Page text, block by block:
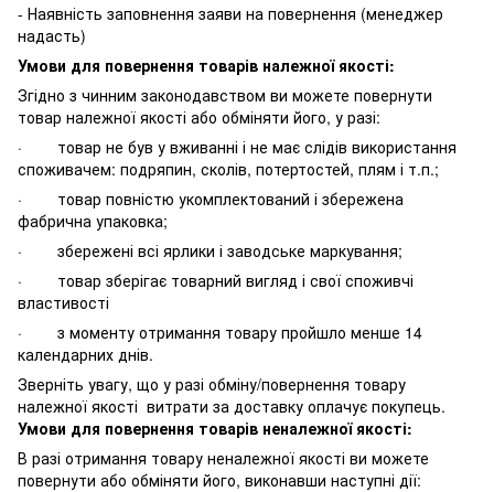
- Наявність заповнення заяви на повернення (менеджер
надасть)
Умови для повернення товарів належної якості:
Згідно з чинним законодавством ви можете повернути
товар належної якості або обміняти його, у разі:
· товар не був у вживанні і не має слідів використання
споживачем: подряпин, сколів, потертостей, плям і т.п.;
· товар повністю укомплектований і збережена
фабрична упаковка;
· збережені всі ярлики і заводське маркування;
· товар зберігає товарний вигляд і свої споживчі
властивості
· з моменту отримання товару пройшло менше 14
календарних днів.
Зверніть увагу, що у разі обміну/повернення товару
належної якості витрати за доставку оплачує покупець.
Умови для повернення товарів неналежної якості:
В разі отримання товару неналежної якості ви можете
повернути або обміняти його, виконавши наступні дії: